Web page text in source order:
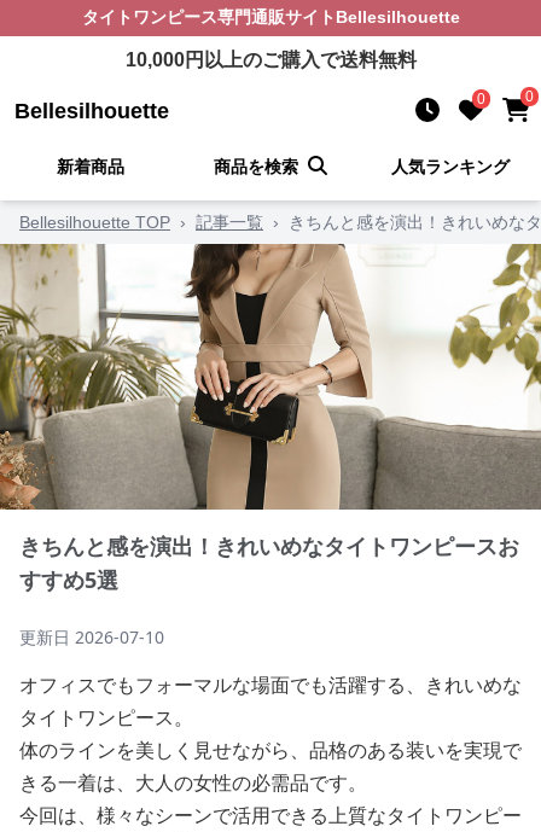
タイトワンピース専門通販サイト Bellesilhouette
10,000円以上のご購入で送料無料
Bellesilhouette 0 0
新着商品 商品を検索 人気ランキング
Bellesilhouette TOP › 記事一覧 › きちんと感を演出！きれいめな
きちんと感を演出！きれいめなタイトワンピースお
すすめ5選
更新日 2026-07-10
オフィスでもフォーマルな場面でも活躍する、きれいめな
タイトワンピース。
体のラインを美しく見せながら、品格のある装いを実現で
きる一着は、大人の女性の必需品です。
今回は、様々なシーンで活用できる上質なタイトワンピー